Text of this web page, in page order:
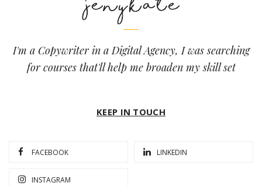
I'm a Copywriter in a Digital Agency, I was searching
for courses that'll help me broaden my skill set
KEEP IN TOUCH
FACEBOOK
INSTAGRAM
LINKEDIN